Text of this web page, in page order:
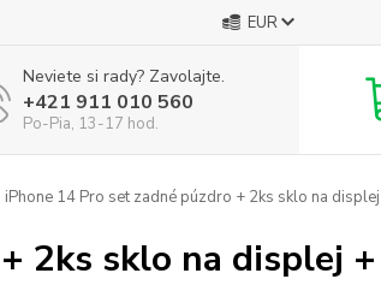
EUR
Neviete si rady? Zavolajte.
+421 911 010 560
Po-Pia, 13-17 hod.
iPhone 14 Pro set zadné púzdro + 2ks sklo na
2ks sklo na displej